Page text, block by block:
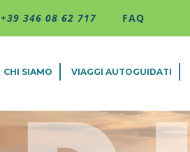
+39 346 08 62 717 FAQ
CHI SIAMO VIAGGI AUTOGUIDATI